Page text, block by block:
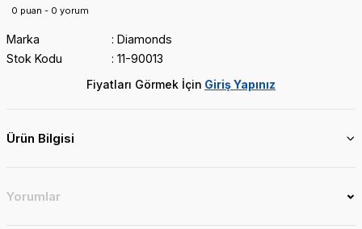
0 puan - 0 yorum
Marka
Diamonds
Stok Kodu
11-90013
Fiyatları Görmek İçin Giriş Yapınız
Ürün Bilgisi
Yorumlar